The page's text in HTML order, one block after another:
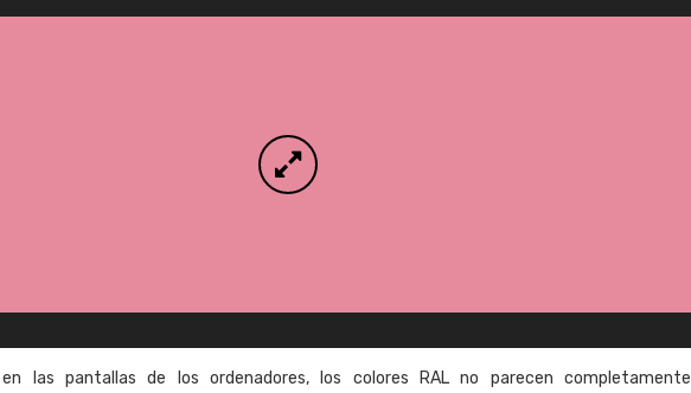
en las pantallas de los ordenadores, los colores RAL no parecen completamente